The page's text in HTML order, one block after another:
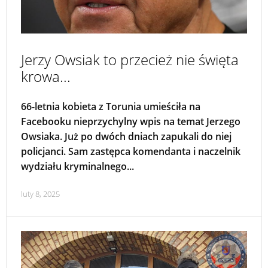
Jerzy Owsiak to przecież nie święta
krowa...
66-letnia kobieta z Torunia umieściła na
Facebooku nieprzychylny wpis na temat Jerzego
Owsiaka. Już po dwóch dniach zapukali do niej
policjanci. Sam zastępca komendanta i naczelnik
wydziału kryminalnego...
luty 8, 2025